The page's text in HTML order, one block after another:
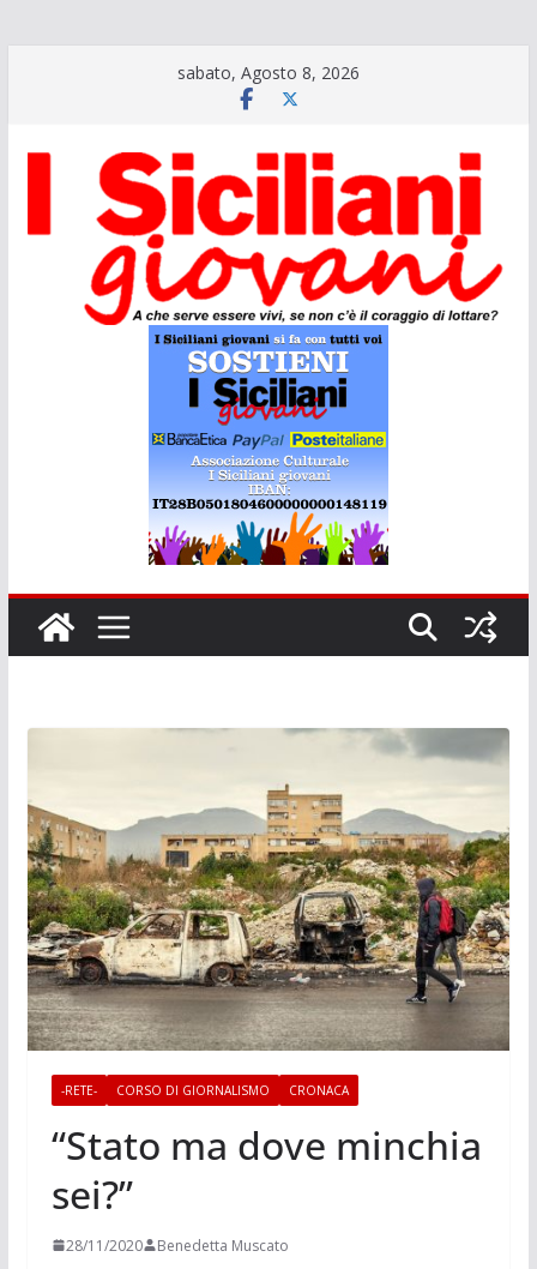
sabato, Agosto 8, 2026
-RETE- CORSO DI GIORNALISMO CRONACA
“Stato ma dove minchia
sei?”
28/11/2020 Benedetta Muscato